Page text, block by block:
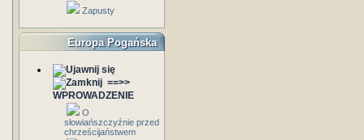
Zapusty
Europa Pogańska
==>>
WPROWADZENIE
O
słowiańszczyźnie przed
chrześcijaństwem